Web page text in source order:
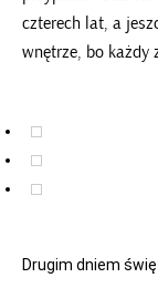
czterech lat, a
wnętrze, bo każdy
Drugim dniem